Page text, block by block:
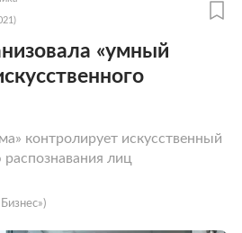
«умный
контролирует искусственный
лиц